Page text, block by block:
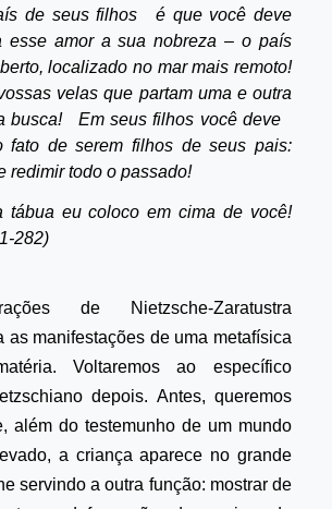
de seus filhos
é que você deve
esse amor a sua nobreza – o país
localizado no mar mais remoto!
velas que partam uma e outra
busca!
Em seus filhos você deve
fato de serem filhos de seus pais:
redimir todo o passado!
tábua eu coloco em cima de você!
282)
de Nietzsche-Zaratustra
as manifestações de uma metafísica
Voltaremos ao específico
depois. Antes, queremos
além do testemunho de um mundo
a criança aparece no grande
servindo a outra função: mostrar de